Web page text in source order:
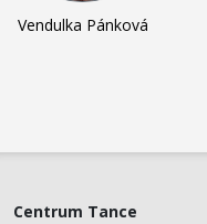
Vendulka Pánková
Centrum Tance